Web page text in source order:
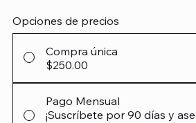
Opciones de precios
Compra única
$250.00
Pago Mensual
¡Suscríbete por 90 días y